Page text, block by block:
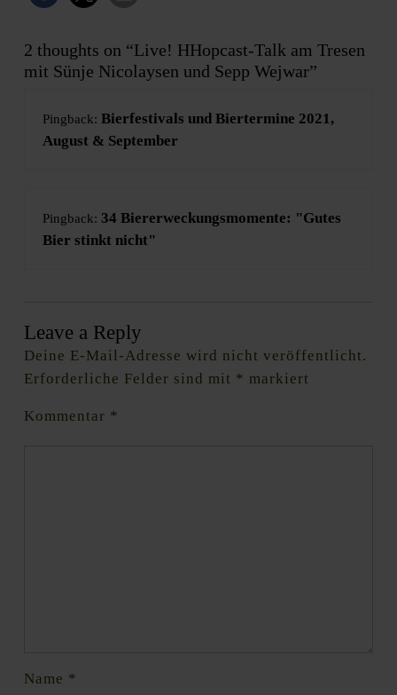
2 thoughts on “Live! HHopcast-Talk am Tresen
mit Sünje Nicolaysen und Sepp Wejwar”
Pingback: Bierfestivals und Biertermine 2021,
August & September
Pingback: 34 Biererweckungsmomente: "Gutes
Bier stinkt nicht"
Leave a Reply
Deine E-Mail-Adresse wird nicht veröffentlicht.
Erforderliche Felder sind mit * markiert
Kommentar *
Name *